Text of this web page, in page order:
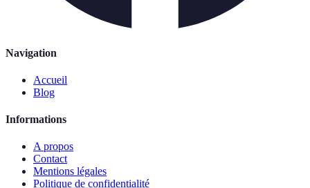
Navigation
Accueil
Blog
Informations
A propos
Contact
Mentions légales
Politique de confidentialité